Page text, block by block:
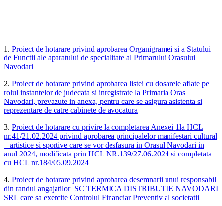
1. Proiect de hotarare privind aprobarea Organigramei si a Statului
de Functii ale aparatului de specialitate al Primarului Orasului
Navodari
2. Proiect de hotarare privind aprobarea listei cu dosarele aflate pe
rolul instantelor de judecata si inregistrate la Primaria Oras
Navodari, prevazute in anexa, pentru care se asigura asistenta si
reprezentare de catre cabinete de avocatura
3. Proiect de hotarare cu privire la completarea Anexei 1la HCL
nr.41/21.02.2024 privind aprobarea principalelor manifestari cultural
– artistice si sportive care se vor desfasura in Orasul Navodari in
anul 2024, modificata prin HCL NR.139/27.06.2024 si completata
cu HCL nr.184/05.09.2024
4. Proiect de hotarare privind aprobarea desemnarii unui responsabil
din randul angajatilor SC TERMICA DISTRIBUTIE NAVODARI
SRL care sa exercite Controlul Financiar Preventiv al societatii